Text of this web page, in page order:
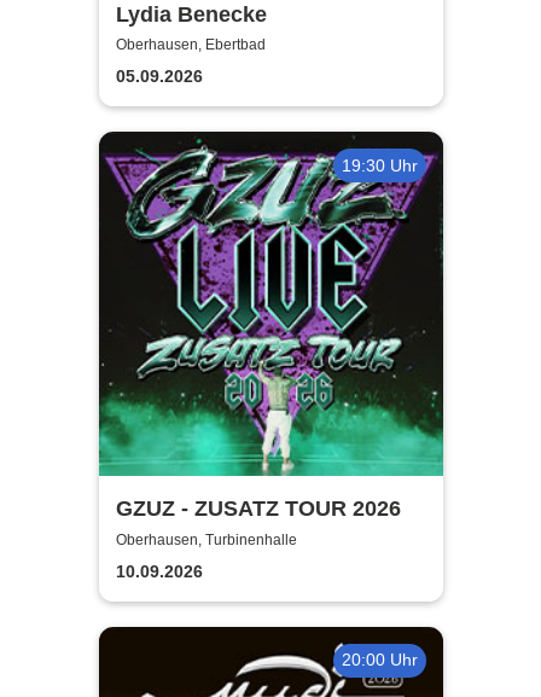
Lydia Benecke
Oberhausen, Ebertbad
05.09.2026
19:30 Uhr
GZUZ - ZUSATZ TOUR 2026
Oberhausen, Turbinenhalle
10.09.2026
20:00 Uhr